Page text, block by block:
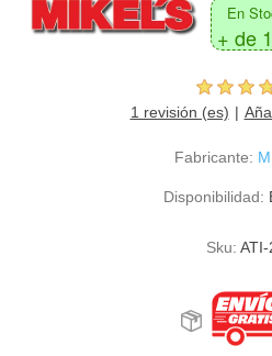
En
+ de
1 revisión (es)
Fabricante:
Disponibilidad:
Sku: ATI-